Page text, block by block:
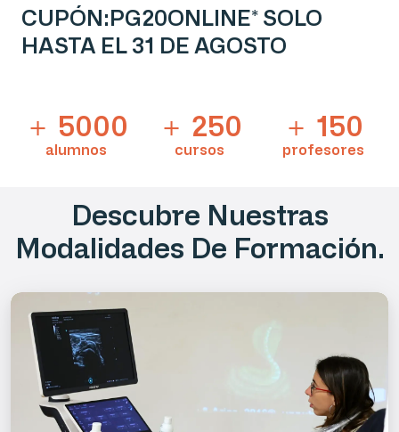
CUPÓN:PG20ONLINE* SOLO
HASTA EL 31 DE AGOSTO
＋ 5000
alumnos
＋ 250
cursos
＋ 150
profesores
Descubre Nuestras
Modalidades De Formación.